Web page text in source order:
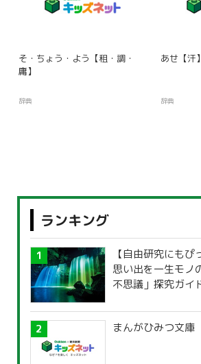
そ・ちょう・よう【租・調・
庸】
辞典
あせ【汗】
辞典
ランキング
【自由研究にも
思い出を一生モノ
不思議」探究ガイ
まんがひみつ文庫